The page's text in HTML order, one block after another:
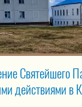
Святейшего
действиями в